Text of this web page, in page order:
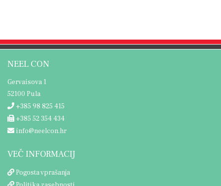
NEEL CON
Gervaisova 1
52100 Pula
+385 98 825 415
+385 52 354 434
info@neelcon.hr
VEČ INFORMACIJ
Pogosta vprašanja